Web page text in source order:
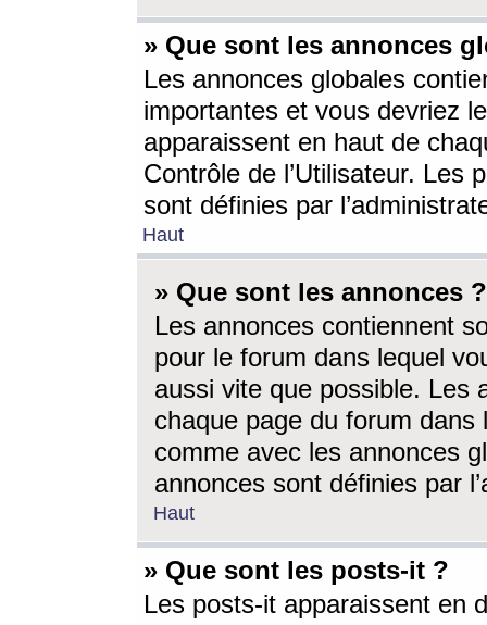
» Que sont les annonces
Les annonces globales
importantes et vous devriez
apparaissent en haut de
Contrôle de l’Utilisateur. Les
sont définies par
Haut
» Que sont les annonces ?
Les annonces contiennent
pour le forum dans lequel
aussi vite que possible. Les
chaque page du forum dans
comme avec les annonces
annonces sont définies par
Haut
» Que sont les posts-it ?
Les posts-it apparaissent en